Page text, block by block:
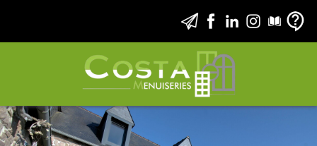
Rénovation menuiseries maison en pierre -
Kerfot / Paimpol (22)